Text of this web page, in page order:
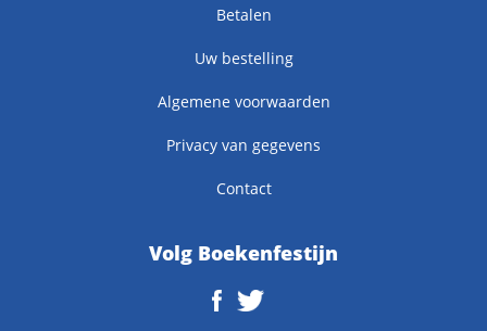
Betalen
Uw bestelling
Algemene voorwaarden
Privacy van gegevens
Contact
Volg Boekenfestijn